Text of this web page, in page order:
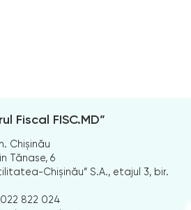
Fiscal FISC.MD”
Chișinău
Tănase, 6
Chișinău” S.A., etajul 3, bir.
022 822 024